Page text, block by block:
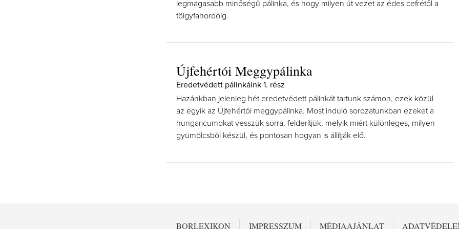
legmagasabb minőségű pálinka, és hogy milyen út vezet az édes cefrétől a
tölgyfahordóig.
Újfehértói Meggypálinka
Eredetvédett pálinkáink 1. rész
Hazánkban jelenleg hét eredetvédett pálinkát tartunk számon, ezek közül
az egyik az Újfehértói meggypálinka. Most induló sorozatunkban ezeket a
hungaricumokat vesszük sorra, felderítjük, melyik miért különleges, milyen
gyümölcsből készül, és pontosan hogyan is állítják elő.
BORLEXIKON IMPRESSZUM MÉDIAAJÁNLAT